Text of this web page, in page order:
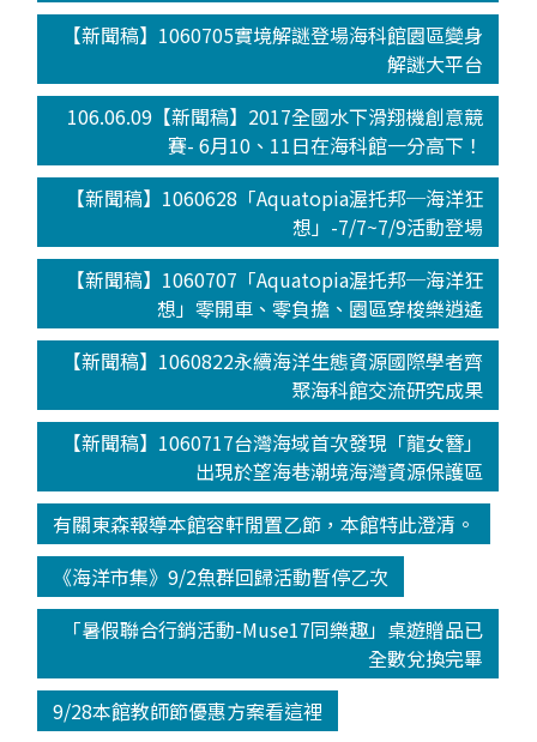
【新聞稿】1060705實境解謎登場海科館園區變身
解謎大平台
106.06.09【新聞稿】2017全國水下滑翔機創意競
賽- 6月10、11日在海科館一分高下！
【新聞稿】1060628「Aquatopia渥托邦─海洋狂
想」-7/7~7/9活動登場
【新聞稿】1060707「Aquatopia渥托邦─海洋狂
想」零開車、零負擔、園區穿梭樂逍遙
【新聞稿】1060822永續海洋生態資源國際學者齊
聚海科館交流研究成果
【新聞稿】1060717台灣海域首次發現「龍女簪」
出現於望海巷潮境海灣資源保護區
有關東森報導本館容軒閒置乙節，本館特此澄清。
《海洋市集》9/2魚群回歸活動暫停乙次
「暑假聯合行銷活動-Muse17同樂趣」桌遊贈品已
全數兌換完畢
9/28本館教師節優惠方案看這裡